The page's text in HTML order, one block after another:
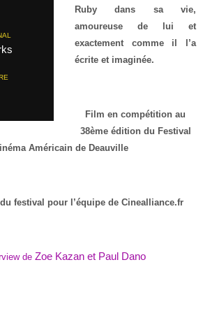
Ruby dans sa vie,
amoureuse de lui et
exactement comme il l’a
écrite et imaginée.
Film en compétition au
38ème édition du Festival
Américain de Deauville
festival pour l’équipe de Cinealliance.fr
de Zoe Kazan et Paul Dano